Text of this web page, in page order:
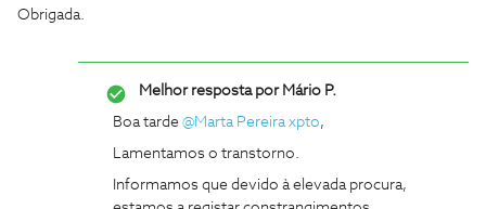
Obrigada.
Melhor resposta porMário P.
Boa tarde @Marta Pereira xpto,
Lamentamos o transtorno.
Informamos que devido à elevada procura,